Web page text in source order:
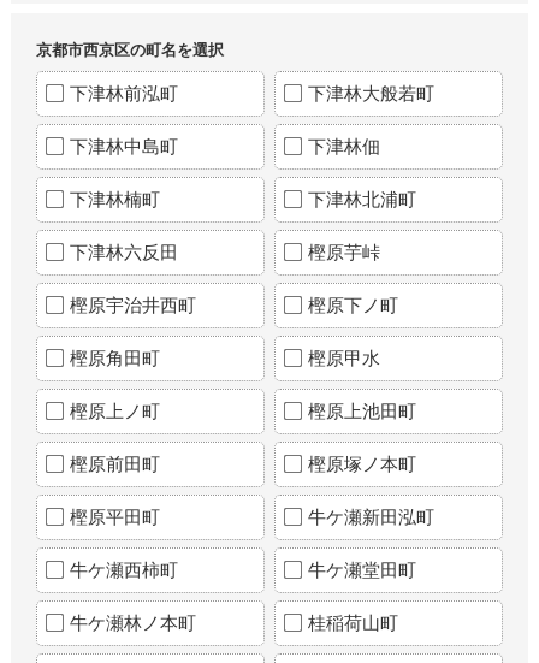
京都市西京区の町名を選択
下津林前泓町 下津林大般若町
下津林中島町 下津林佃
下津林楠町 下津林北浦町
下津林六反田 樫原芋峠
樫原宇治井西町 樫原下ノ町
樫原角田町 樫原甲水
樫原上ノ町 樫原上池田町
樫原前田町 樫原塚ノ本町
樫原平田町 牛ケ瀬新田泓町
牛ケ瀬西柿町 牛ケ瀬堂田町
牛ケ瀬林ノ本町 桂稲荷山町